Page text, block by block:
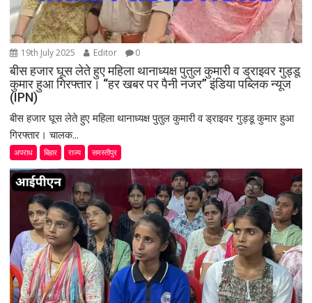
19th July 2025 Editor 0
बीस हजार घूस लेते हुए महिला थानाध्यक्ष पुतुल कुमारी व ड्राइवर गुड्डू
कुमार हुआ गिरफ्तार। “हर खबर पर पैनी नजर” इंडिया पब्लिक न्यूज
(IPN)
बीस हजार घूस लेते हुए महिला थानाध्यक्ष पुतुल कुमारी व ड्राइवर गुड्डू कुमार हुआ
गिरफ्तार। चालक...
अपराध बिहार राज्य समस्तीपुर